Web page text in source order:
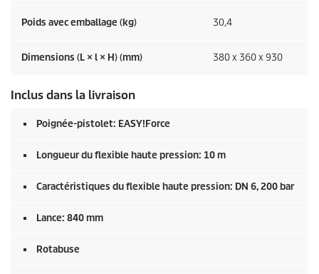
Poids avec emballage (kg) 30,4
Dimensions (L × l × H) (mm) 380 x 360 x 930
Inclus dans la livraison
Poignée-pistolet: EASY!Force
Longueur du flexible haute pression: 10 m
Caractéristiques du flexible haute pression: DN 6, 200 bar
Lance: 840 mm
Rotabuse